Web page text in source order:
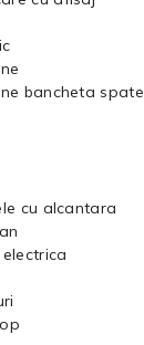
bancheta spate
cu alcantara